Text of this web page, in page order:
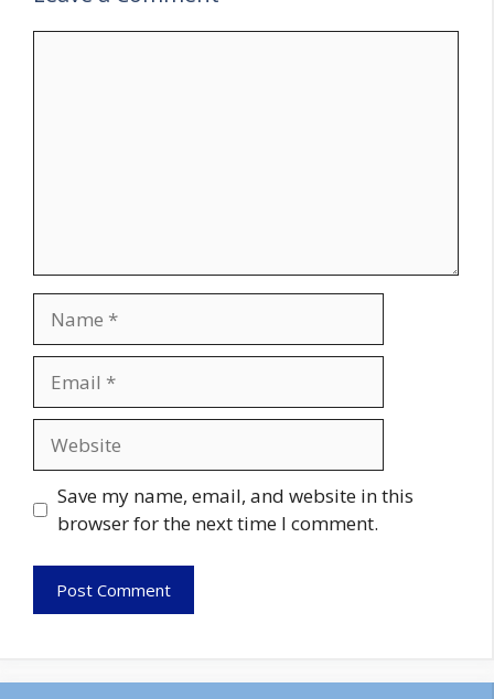
Save my name, email, and website in this
browser for the next time I comment.